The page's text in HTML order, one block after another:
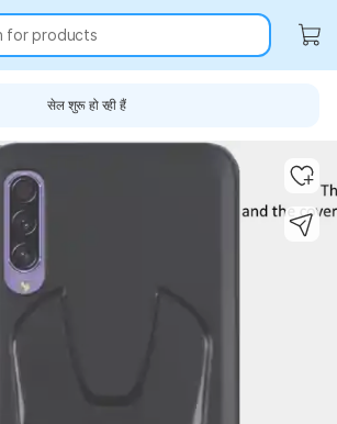
for products
सेल शुरू हो रही हैं